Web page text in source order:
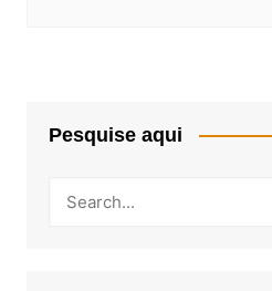
Pesquise aqui